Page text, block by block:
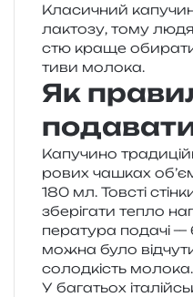
Класичний
лакто­зу, тому
стю краще
ти­ви молока.
Як
Капучино
ро­вих чашках
180 мл. Товсті
збе­рі­га­ти тепло
пе­ра­ту­ра пода­чі
можна було
солод­кість молока.
У бага­тьох